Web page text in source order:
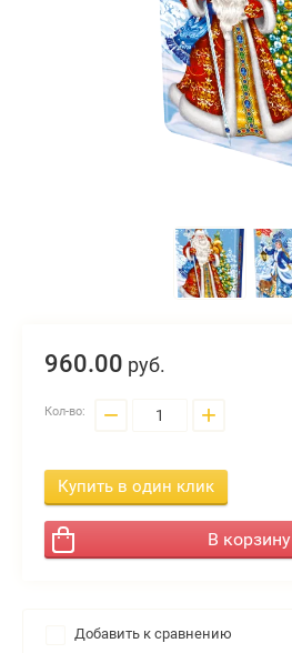
960.00 руб.
Кол-во: − +
Купить в один клик
В корзину
Добавить к сравнению